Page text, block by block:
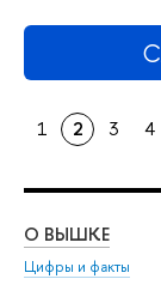
1 2 3 4
О ВЫШКЕ
Цифры и факты